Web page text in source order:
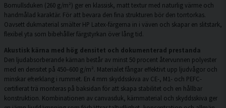
Bomullsduken (260 g/m²) ger en klassisk, matt textur med naturlig värme och
handmålad karaktär. För att bevara den fina strukturen bör den torrtorkas.
Oavsett dukmaterial smälter HP Latex-färgerna in i väven och skapar en slitstark,
flexibel yta som bibehåller färgstyrkan över lång tid.
Akustisk kärna med hög densitet och dokumenterad prestanda
Den ljudabsorberande kärnan består av minst 50 procent återvunnen polyester
med en densitet på 450–600 g/m². Materialet fångar effektivt upp ljudvågor och
minskar efterklang i rummet. En 4 mm skyddsskiva av CE-, M1- och PEFC-
certifierat trä monteras på baksidan för att skapa stabilitet och en hållbar
konstruktion. Kombinationen av canvasduk, kärnmaterial och skyddsskiva ger